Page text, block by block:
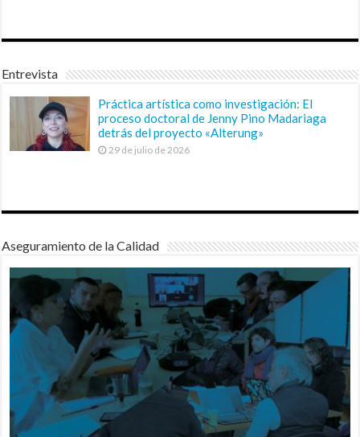
Entrevista
Práctica artística como investigación: El
proceso doctoral de Jenny Pino Madariaga
detrás del proyecto «Alterung»
29 de julio de 2026
Aseguramiento de la Calidad